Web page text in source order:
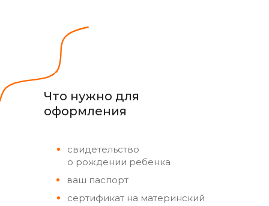
сертификат на материнский
ваш паспорт
свидетельство
о рождении ребенка
Что нужно для
оформления